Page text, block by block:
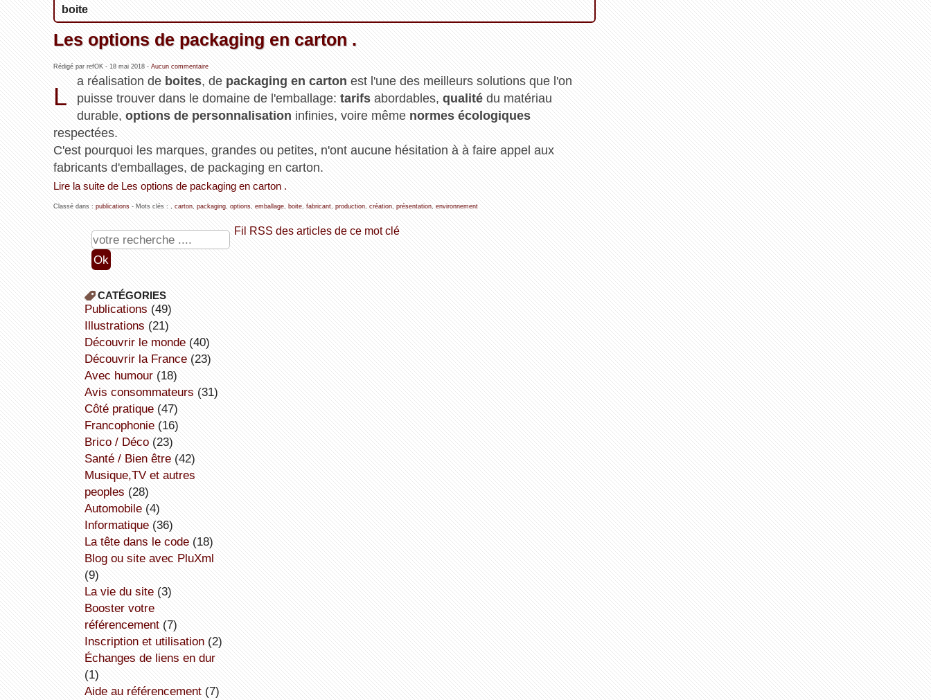
boite
Les options de packaging en carton .
Rédigé par refOK - 18 mai 2018- Aucun commentaire
L
a réalisation de boites, de packaging en carton est l'une des meilleurs solutions que l'on
puisse trouver dans le domaine de l'emballage: tarifs abordables, qualité du matériau
durable, options de personnalisation infinies, voire même normes écologiques
respectées.
C'est pourquoi les marques, grandes ou petites, n'ont aucune hésitation à à faire appel aux
fabricants d'emballages, de packaging en carton.
Lire la suite de Les options de packaging en carton .
Classé dans : publications- Mots clés : , carton, packaging, options, emballage, boite, fabricant, production, création, présentation, environnement
Fil RSS des articles de ce mot clé
CATÉGORIES
publications (49)
illustrations (21)
découvrir le monde(40)
découvrir la France(23)
avec humour(18)
avis consommateurs (31)
côté pratique(47)
Francophonie(16)
Brico / Déco(23)
Santé / Bien être(42)
Musique,TV et autres
peoples (28)
Automobile(4)
informatique(36)
la tête dans le code(18)
Blog ou site avec PluXml
(9)
la vie du site(3)
booster votre
référencement(7)
inscription et utilisation(2)
échanges de liens en dur
(1)
aide au référencement(7)